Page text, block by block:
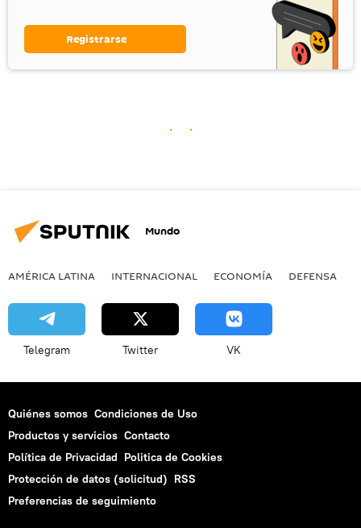
Registrarse
Mundo
AMÉRICA LATINA INTERNACIONAL ECONOMÍA DEFENSA
Telegram Twitter VK
Quiénes somos Condiciones de Uso
Productos y servicios Contacto
Política de Privacidad Politica de Cookies
Protección de datos (solicitud) RSS
Preferencias de seguimiento